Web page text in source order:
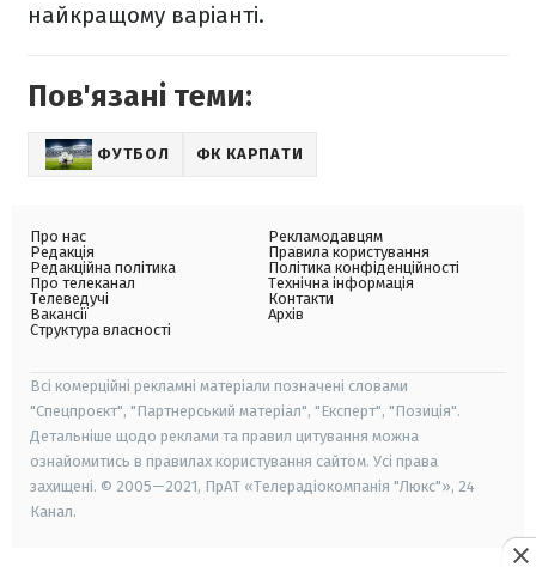
найкращому варіанті.
Пов'язані теми:
ФУТБОЛ ФК КАРПАТИ
Про нас
Редакція
Редакційна політика
Про телеканал
Телеведучі
Вакансії
Структура власності
Рекламодавцям
Правила користування
Політика конфіденційності
Технічна інформація
Контакти
Архів
Всі комерційні рекламні матеріали позначені словами
"Спецпроєкт", "Партнерський матеріал", "Експерт", "Позиція".
Детальніше щодо реклами та правил цитування можна
ознайомитись в правилах користування сайтом. Усі права
захищені. © 2005—2021, ПрАТ «Телерадіокомпанія "Люкс"», 24
Канал.